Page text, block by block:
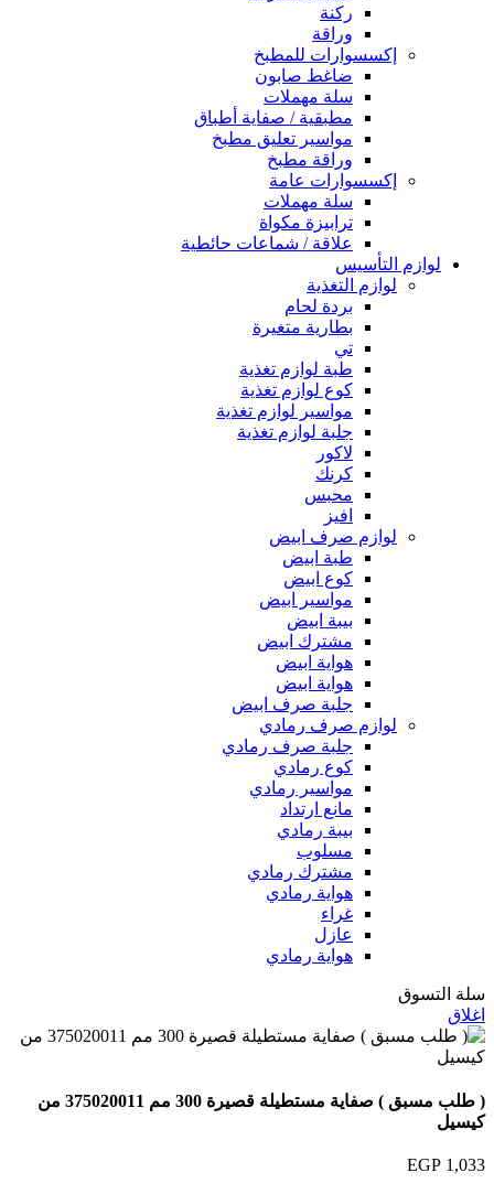
ركنة
وراقة
إكسسوارات للمطبخ
ضاغط صابون
سلة مهملات
مطبقية / صفاية أطباق
مواسير تعليق مطبخ
وراقة مطبخ
إكسسوارات عامة
سلة مهملات
ترابيزة مكواة
علاقة / شماعات حائطية
لوازم التأسيس
لوازم التغذية
بردة لحام
بطارية متغيرة
تي
طبة لوازم تغذية
كوع لوازم تغذية
مواسير لوازم تغذية
جلبة لوازم تغذية
لاكور
كرنك
محبس
افيز
لوازم صرف ابيض
طبة ابيض
كوع ابيض
مواسير ابيض
بيبة ابيض
مشترك ابيض
هواية ابيض
هواية ابيض
جلبة صرف ابيض
لوازم صرف رمادي
جلبة صرف رمادي
كوع رمادي
مواسير رمادي
مانع ارتداد
بيبة رمادي
مسلوب
مشترك رمادي
هواية رمادي
غراء
عازل
هواية رمادي
سلة التسوق
اغلاق
( طلب مسبق ) صفاية مستطيلة قصيرة 300 مم 375020011 من
كيسيل
1,033
EGP